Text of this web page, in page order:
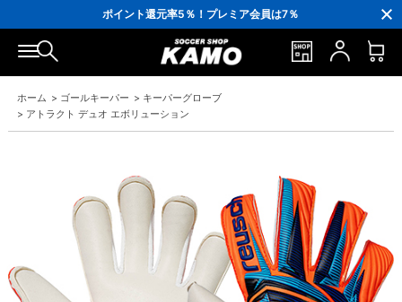
ポイント還元率5％！プレミア会員は7％
会員の方にはお誕生月に「10％OFFクーポン」プレゼント！
16,000円(税込)以上でシューズケースプレゼント！
3,300円(税込)以上で送料無料！
ホーム > ゴールキーパー > キーパーグローブ
> アトラクト デュオ エボリューション